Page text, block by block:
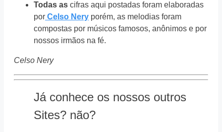
Todas as cifras aqui postadas foram elaboradas
por Celso Nery porém, as melodias foram
compostas por músicos famosos, anônimos e por
nossos irmãos na fé.
Celso Nery
Já conhece os nossos outros
Sites? não?